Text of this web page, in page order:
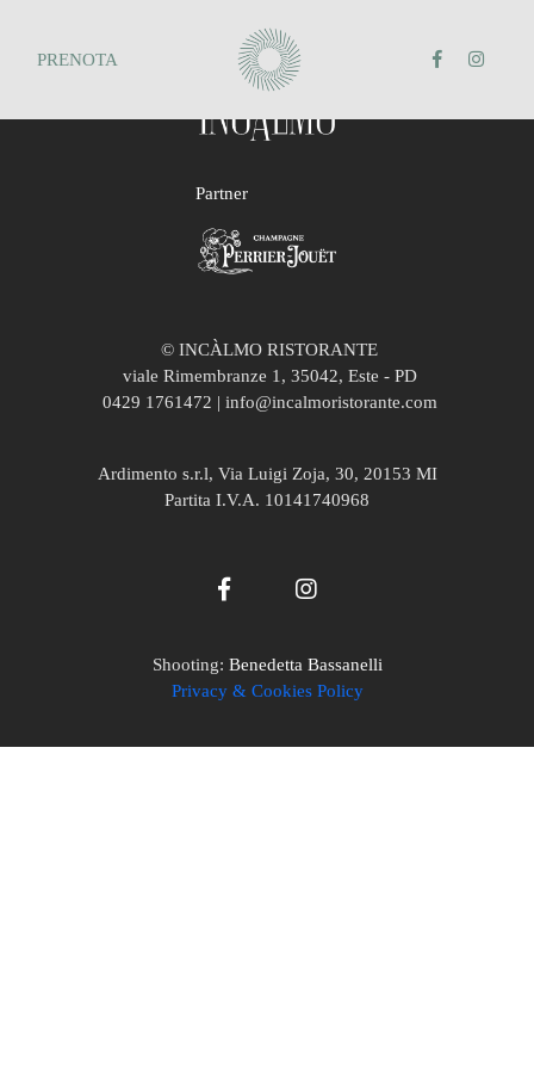
PRENOTA
Partner
© INCÀLMO RISTORANTE
viale Rimembranze 1, 35042, Este - PD
0429 1761472 | info@incalmoristorante.com
Ardimento s.r.l, Via Luigi Zoja, 30, 20153 MI
Partita I.V.A. 10141740968
Shooting: Benedetta Bassanelli
Privacy & Cookies Policy